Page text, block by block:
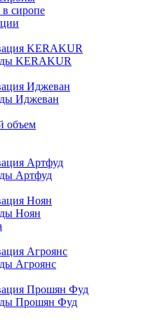
сиропе
KERAKUR
KERAKUR
Иджеван
Иджеван
объем
Артфуд
Артфуд
Ноян
Ноян
Агроянс
Агроянс
Прошян Фуд
Прошян Фуд